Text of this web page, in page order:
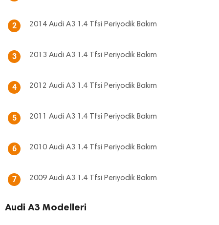
2 2014 Audi A3 1.4 Tfsi Periyodik Bakım
3 2013 Audi A3 1.4 Tfsi Periyodik Bakım
4 2012 Audi A3 1.4 Tfsi Periyodik Bakım
5 2011 Audi A3 1.4 Tfsi Periyodik Bakım
6 2010 Audi A3 1.4 Tfsi Periyodik Bakım
7 2009 Audi A3 1.4 Tfsi Periyodik Bakım
Audi A3 Modelleri